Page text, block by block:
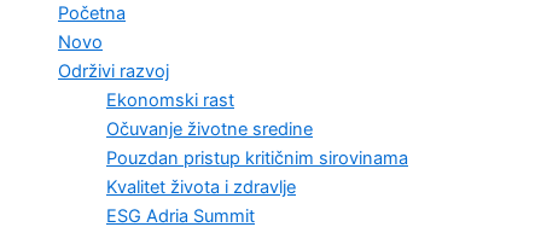
Početna
Novo
Održivi razvoj
Ekonomski rast
Očuvanje životne sredine
Pouzdan pristup kritičnim sirovinama
Kvalitet života i zdravlje
ESG Adria Summit